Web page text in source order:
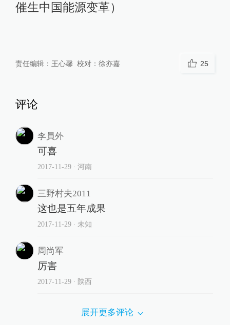
催生中国能源变革）
责任编辑： 王心馨 校对： 徐亦嘉 25
评论
李員外
可喜
2017-11-29∙ 河南
三野村夫2011
这也是五年成果
2017-11-29∙ 未知
周尚军
厉害
2017-11-29∙ 陕西
展开更多评论